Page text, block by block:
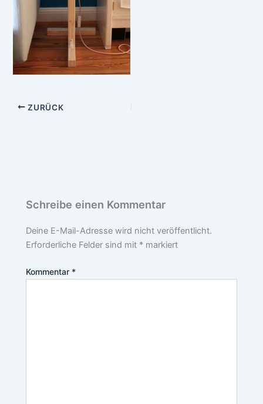
ZURÜCK
Schreibe einen Kommentar
Deine E-Mail-Adresse wird nicht veröffentlicht.
Erforderliche Felder sind mit * markiert
Kommentar *